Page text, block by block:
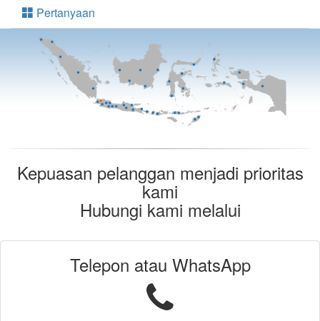
Pertanyaan
Kepuasan pelanggan menjadi prioritas
kami
Hubungi kami melalui
Telepon atau WhatsApp